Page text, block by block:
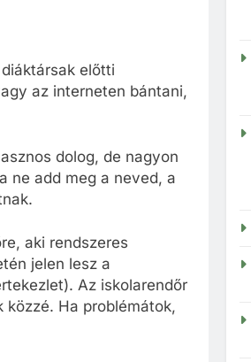
előtti
az interneten bántani,
dolog, de nagyon
ne add meg a neved, a
aki rendszeres
jelen lesz a
Az iskolarendőr
Ha problémátok,